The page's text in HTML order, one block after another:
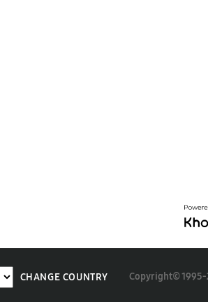
CHANGE COUNTRY Copyright© 1995-